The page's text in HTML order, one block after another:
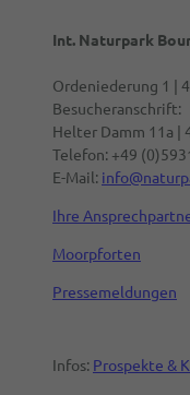
Int. Naturpark
Ordeniederung 1 |
Besucheranschrift:
Helter Damm 11a |
Telefon: +49
E-Mail:
Ihre
Moorpforten
Pressemeldungen
Infos: Prospekte &